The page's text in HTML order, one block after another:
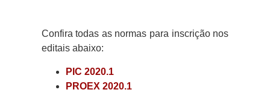
Confira todas as normas para inscrição nos
editais abaixo:
PIC 2020.1
PROEX 2020.1